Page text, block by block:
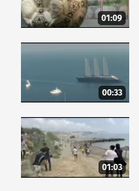
01:09
00:33
01:03